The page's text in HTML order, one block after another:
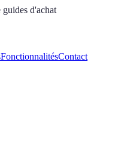
d'achat
FonctionnalitésContact